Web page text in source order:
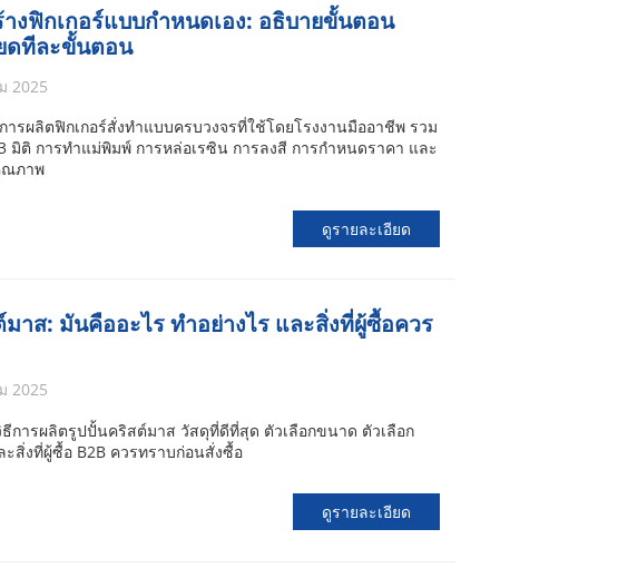
งฟิกเกอร์แบบกำหนดเอง: อธิบายขั้นตอน
ดทีละขั้นตอน
2025
ารผลิตฟิกเกอร์สั่งทำแบบครบวงจรที่ใช้โดยโรงงานมืออาชีพ รวม
มิติ การทำแม่พิมพ์ การหล่อเรซิน การลงสี การกำหนดราคา และ
ณภาพ
ดูรายละเอียด
าส: มันคืออะไร ทำอย่างไร และสิ่งที่ผู้ซื้อควร
2025
ธีการผลิตรูปปั้นคริสต์มาส วัสดุที่ดีที่สุด ตัวเลือกขนาด ตัวเลือก
ะสิ่งที่ผู้ซื้อ B2B ควรทราบก่อนสั่งซื้อ
ดูรายละเอียด